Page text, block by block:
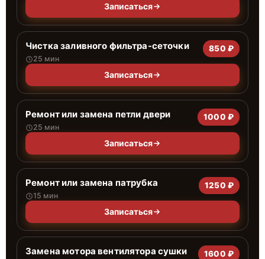
Записаться
Чистка заливного фильтра-сеточки
25 мин
850 ₽
Записаться
Ремонт или замена петли двери
25 мин
1000 ₽
Записаться
Ремонт или замена патрубка
15 мин
1250 ₽
Записаться
Замена мотора вентилятора сушки 1600 ₽